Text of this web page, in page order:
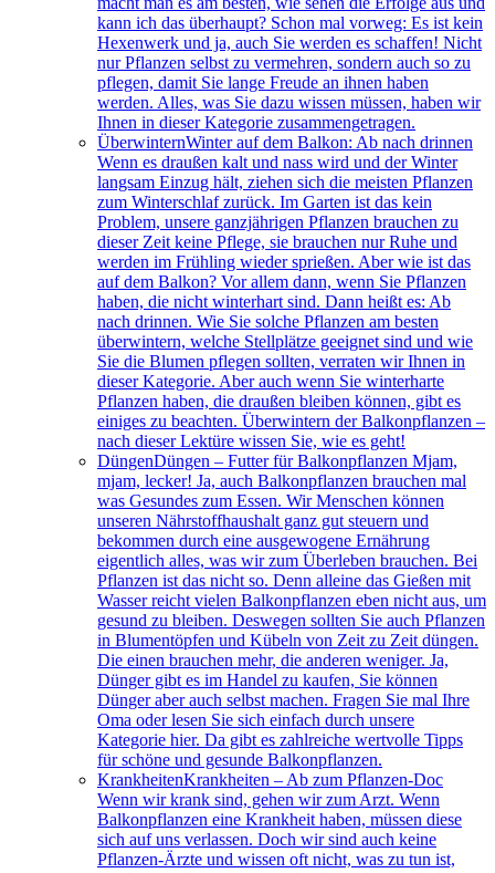
kann ich das überhaupt? Schon mal vorweg: Es ist kein
Hexenwerk und ja, auch Sie werden es schaffen! Nicht
nur Pflanzen selbst zu vermehren, sondern auch so zu
pflegen, damit Sie lange Freude an ihnen haben
werden. Alles, was Sie dazu wissen müssen, haben wir
Ihnen in dieser Kategorie zusammengetragen.
ÜberwinternWinter auf dem Balkon: Ab nach drinnen
Wenn es draußen kalt und nass wird und der Winter
langsam Einzug hält, ziehen sich die meisten Pflanzen
zum Winterschlaf zurück. Im Garten ist das kein
Problem, unsere ganzjährigen Pflanzen brauchen zu
dieser Zeit keine Pflege, sie brauchen nur Ruhe und
werden im Frühling wieder sprießen. Aber wie ist das
auf dem Balkon? Vor allem dann, wenn Sie Pflanzen
haben, die nicht winterhart sind. Dann heißt es: Ab
nach drinnen. Wie Sie solche Pflanzen am besten
überwintern, welche Stellplätze geeignet sind und wie
Sie die Blumen pflegen sollten, verraten wir Ihnen in
dieser Kategorie. Aber auch wenn Sie winterharte
Pflanzen haben, die draußen bleiben können, gibt es
einiges zu beachten. Überwintern der Balkonpflanzen –
nach dieser Lektüre wissen Sie, wie es geht!
DüngenDüngen – Futter für Balkonpflanzen Mjam,
mjam, lecker! Ja, auch Balkonpflanzen brauchen mal
was Gesundes zum Essen. Wir Menschen können
unseren Nährstoffhaushalt ganz gut steuern und
bekommen durch eine ausgewogene Ernährung
eigentlich alles, was wir zum Überleben brauchen. Bei
Pflanzen ist das nicht so. Denn alleine das Gießen mit
Wasser reicht vielen Balkonpflanzen eben nicht aus, um
gesund zu bleiben. Deswegen sollten Sie auch Pflanzen
in Blumentöpfen und Kübeln von Zeit zu Zeit düngen.
Die einen brauchen mehr, die anderen weniger. Ja,
Dünger gibt es im Handel zu kaufen, Sie können
Dünger aber auch selbst machen. Fragen Sie mal Ihre
Oma oder lesen Sie sich einfach durch unsere
Kategorie hier. Da gibt es zahlreiche wertvolle Tipps
für schöne und gesunde Balkonpflanzen.
KrankheitenKrankheiten – Ab zum Pflanzen-Doc
Wenn wir krank sind, gehen wir zum Arzt. Wenn
Balkonpflanzen eine Krankheit haben, müssen diese
sich auf uns verlassen. Doch wir sind auch keine
Pflanzen-Ärzte und wissen oft nicht, was zu tun ist,